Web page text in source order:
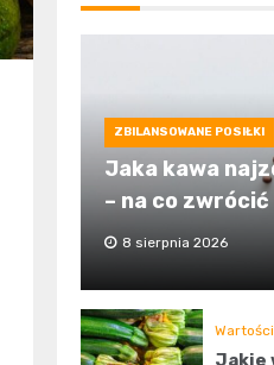
ZBILANSOWANE POSIŁKI
Jaka kawa
– na co
8 sierpnia 2026
Jakie